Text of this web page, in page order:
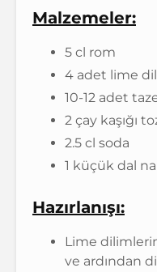
Malzemeler:
5 cl rom
4 adet lime
10-12 adet
2 çay kaşığı
2.5 cl soda
1 küçük dal
Hazırlanışı:
Lime
ve ardından